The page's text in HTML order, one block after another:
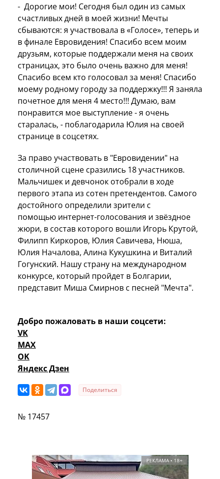
- Дорогие мои! Сегодня был один из самых
счастливых дней в моей жизни! Мечты
сбываются: я участвовала в «Голосе», теперь и
в финале Евровидения! Спасибо всем моим
друзьям, которые поддержали меня на своих
страницах, это было очень важно для меня!
Спасибо всем кто голосовал за меня! Спасибо
моему родному городу за поддержку!!! Я заняла
почетное для меня 4 место!!! Думаю, вам
понравится мое выступление - я очень
старалась, - поблагодарила Юлия на своей
странице в соцсетях.
За право участвовать в "Евровидении" на
столичной сцене сразились 18 участников.
Мальчишек и девчонок отобрали в ходе
первого этапа из сотен претендентов. Самого
достойного определили зрители с
помощью интернет-голосования и звёздное
жюри, в состав которого вошли Игорь Крутой,
Филипп Киркоров, Юлия Савичева, Нюша,
Юлия Началова, Алина Кукушкина и Виталий
Гогунский. Нашу страну на международном
конкурсе, который пройдет в Болгарии,
представит Миша Смирнов с песней "Мечта".
Добро пожаловать в наши соцсети:
VK
MAX
OK
Яндекс Дзен
Поделиться
№ 17457
РЕКЛАМА • 18+